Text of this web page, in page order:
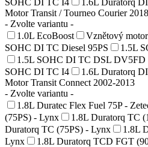
Motor Transit / Tourneo Courier
- Zvolte variantu -
1.0L EcoBoost
Vznětový
SOHC DI TC Diesel 95PS
1.5L
1.5L SOHC DI TC DSL DV5FD
SOHC DI TC I4
1.6L Duratorq
Motor Transit Connect 2002-2013
- Zvolte variantu -
1.8L Duratec Flex Fuel 75P -
(75PS) - Lynx
1.8L Duratorq TC
Duratorq TC (75PS) - Lynx
1.8L
Lynx
1.8L Duratorq TCD FGT